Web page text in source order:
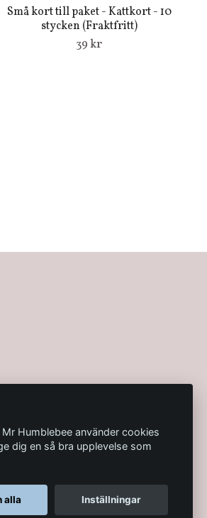
Små kort till paket - Kattkort - 10
stycken (Fraktfritt)
39 kr
Humblebee använder cookies
dig en så bra upplevelse som
alla Inställningar